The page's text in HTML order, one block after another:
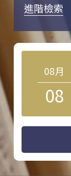
進階檢索
08月
08